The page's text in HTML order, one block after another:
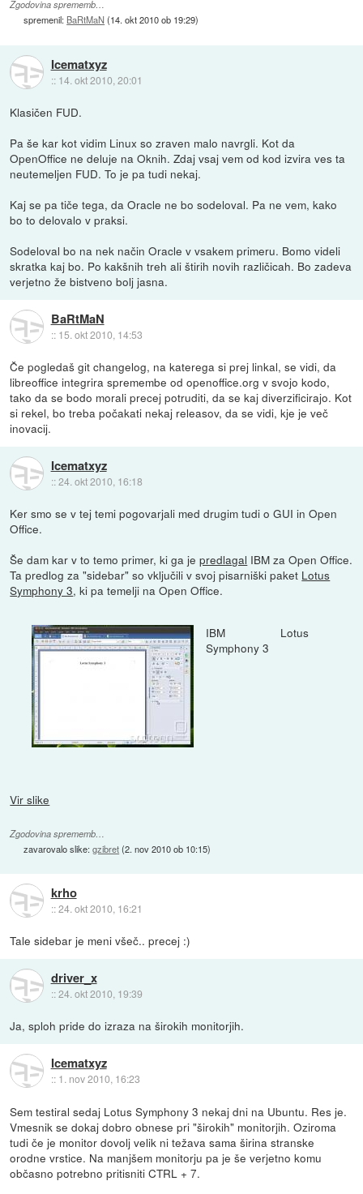
Zgodovina sprememb…
spremenil: BaRtMaN(14. okt 2010 ob 19:29)
Icematxyz
:: 14. okt 2010, 20:01
Klasičen FUD.
Pa še kar kot vidim Linux so zraven malo navrgli. Kot da
OpenOffice ne deluje na Oknih. Zdaj vsaj vem od kod izvira ves ta
neutemeljen FUD. To je pa tudi nekaj.
Kaj se pa tiče tega, da Oracle ne bo sodeloval. Pa ne vem, kako
bo to delovalo v praksi.
Sodeloval bo na nek način Oracle v vsakem primeru. Bomo videli
skratka kaj bo. Po kakšnih treh ali štirih novih različicah. Bo zadeva
verjetno že bistveno bolj jasna.
BaRtMaN
:: 15. okt 2010, 14:53
Če pogledaš git changelog, na katerega si prej linkal, se vidi, da
libreoffice integrira spremembe od openoffice.org v svojo kodo,
tako da se bodo morali precej potruditi, da se kaj diverzificirajo. Kot
si rekel, bo treba počakati nekaj releasov, da se vidi, kje je več
inovacij.
Icematxyz
::24. okt 2010, 16:18
Ker smo se v tej temi pogovarjali med drugim tudi o GUI in Open
Office.
Še dam kar v to temo primer, ki ga jepredlagal IBM za Open Office.
Ta predlog za "sidebar" so vključili v svoj pisarniški paket Lotus
Symphony 3, ki pa temelji na Open Office.
IBM Lotus
Symphony 3
Vir slike
Zgodovina sprememb…
zavarovalo slike:gzibret(2. nov 2010 ob 10:15)
krho
::24. okt 2010, 16:21
Tale sidebar je meni všeč.. precej :)
driver_x
::24. okt 2010, 19:39
Ja, sploh pride do izraza na širokih monitorjih.
Icematxyz
:: 1. nov 2010, 16:23
Sem testiral sedaj Lotus Symphony 3 nekaj dni na Ubuntu. Res je.
Vmesnik se dokaj dobro obnese pri "širokih" monitorjih. Oziroma
tudi če je monitor dovolj velik ni težava sama širina stranske
orodne vrstice. Na manjšem monitorju pa je še verjetno komu
občasno potrebno pritisniti CTRL + 7.